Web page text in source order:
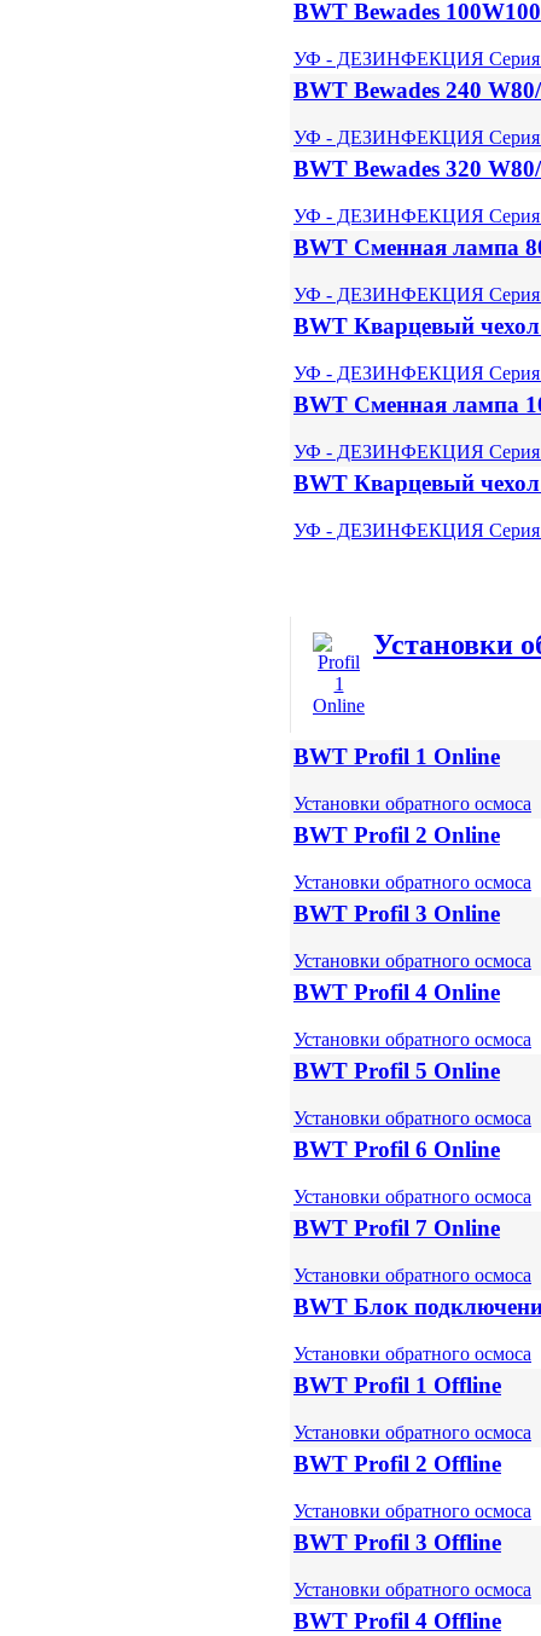
BWT Bewades
УФ - ДЕЗИНФЕКЦИЯ Серия
BWT Bewades 240
УФ - ДЕЗИНФЕКЦИЯ Серия
BWT Bewades 320
УФ - ДЕЗИНФЕКЦИЯ Серия
BWT Сменная лампа
УФ - ДЕЗИНФЕКЦИЯ Серия
BWT Кварцевый
УФ - ДЕЗИНФЕКЦИЯ Серия
BWT Сменная лампа
УФ - ДЕЗИНФЕКЦИЯ Серия
BWT Кварцевый
УФ - ДЕЗИНФЕКЦИЯ Серия
Установки
BWT Profil 1 Online
Установки обратного осмоса
BWT Profil 2 Online
Установки обратного осмоса
BWT Profil 3 Online
Установки обратного осмоса
BWT Profil 4 Online
Установки обратного осмоса
BWT Profil 5 Online
Установки обратного осмоса
BWT Profil 6 Online
Установки обратного осмоса
BWT Profil 7 Online
Установки обратного осмоса
BWT Блок
Установки обратного осмоса
BWT Profil 1 Offline
Установки обратного осмоса
BWT Profil 2 Offline
Установки обратного осмоса
BWT Profil 3 Offline
Установки обратного осмоса
BWT Profil 4 Offline